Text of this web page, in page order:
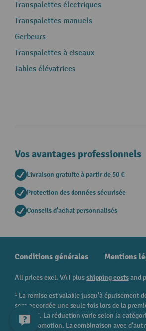
Transpalettes électriques
Transpalettes manuels
Gerbeurs
Transpalettes à ciseaux
Tables élévatrices
Vos avantages professionnels
Livraison gratuite à partir de 50 €
Protection des données sécurisée
Conseils d'achat personnalisés
Conditions générales Mentions
All prices excl. VAT plusshipping costsand
¹ La remise est valable jusqu'à épuisement
sera accordée une seule fois lors de la
250,00 €. La réduction varie selon la
cette promotion. La combinaison avec